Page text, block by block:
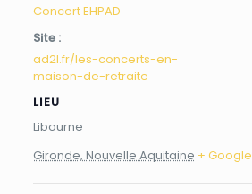
Concert EHPAD
Site :
ad2l.fr/les-concerts-en-
maison-de-retraite
LIEU
Libourne
Gironde, Nouvelle Aquitaine +